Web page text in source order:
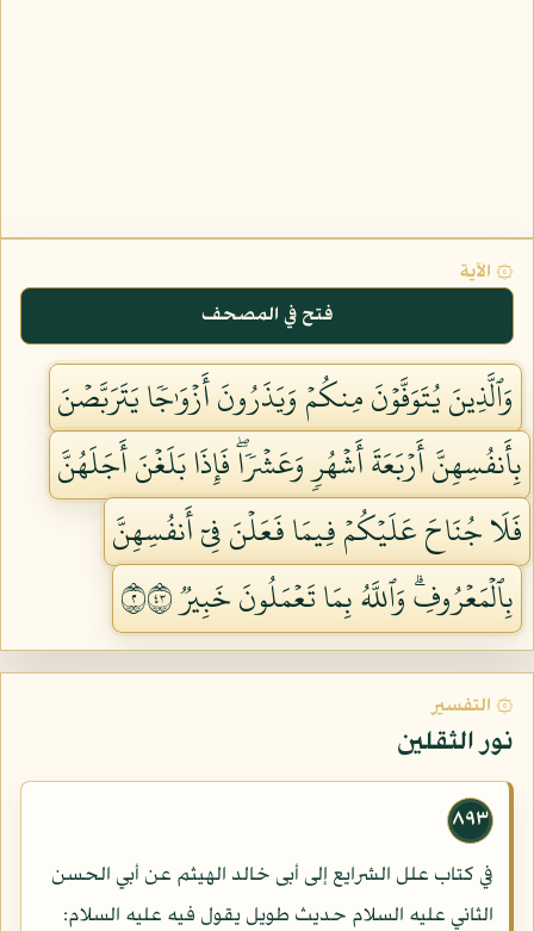
۞ الآية
فتح في المصحف
وَٱلَّذِينَ يُتَوَفَّوۡنَ مِنكُمۡ وَيَذَرُونَ أَزۡوَٰجٗا يَتَرَبَّصۡنَ
بِأَنفُسِهِنَّ أَرۡبَعَةَ أَشۡهُرٖ وَعَشۡرٗاۖ فَإِذَا بَلَغۡنَ أَجَلَهُنَّ
فَلَا جُنَاحَ عَلَيۡكُمۡ فِيمَا فَعَلۡنَ فِيٓ أَنفُسِهِنَّ
بِٱلۡمَعۡرُوفِۗ وَٱللَّهُ بِمَا تَعۡمَلُونَ خَبِيرٞ ٢٣٤
۞ التفسير
نور الثقلين
٨٩٣
في كتاب علل الشرايع إلى أبى خالد الهيثم عن أبي الحسن
الثاني عليه السلام حديث طويل يقول فيه عليه السلام: